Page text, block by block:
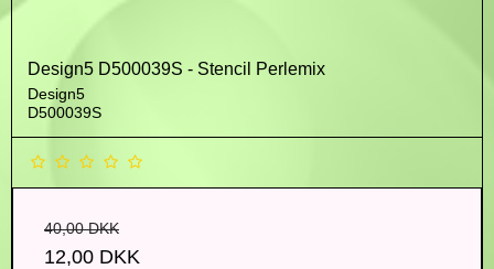
Design5 D500039S - Stencil Perlemix
Design5
D500039S
40,00 DKK
12,00 DKK